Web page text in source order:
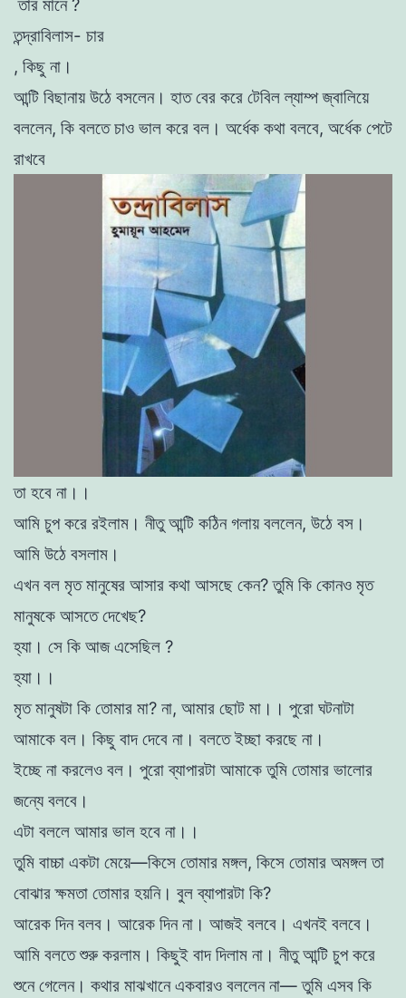
তার মানে ?
তন্দ্রাবিলাস- চার
, কিছু না।
আন্টি বিছানায় উঠে বসলেন। হাত বের করে টেবিল ল্যাম্প জ্বালিয়ে
বললেন, কি বলতে চাও ভাল করে বল। অর্ধেক কথা বলবে, অর্ধেক পেটে
রাখবে
তা হবে না।।
আমি চুপ করে রইলাম। নীতু আন্টি কঠিন গলায় বললেন, উঠে বস।
আমি উঠে বসলাম।
এখন বল মৃত মানুষের আসার কথা আসছে কেন? তুমি কি কোনও মৃত
মানুষকে আসতে দেখেছ?
হ্যা । সে কি আজ এসেছিল ?
হ্যা।।
মৃত মানুষটা কি তােমার মা? না, আমার ছােট মা।। পুরাে ঘটনাটা
আমাকে বল। কিছু বাদ দেবে না। বলতে ইচ্ছা করছে না।
ইচ্ছে না করলেও বল। পুরাে ব্যাপারটা আমাকে তুমি তােমার ভালাের
জন্যেবলবে।
এটা বললে আমার ভাল হবে না।।
তুমি বাচ্চা একটা মেয়ে—কিসে তােমার মঙ্গল, কিসে তােমার অমঙ্গল তা
বােঝার ক্ষমতা তােমার হয়নি। বুল ব্যাপারটা কি?
আরেক দিন বলব। আরেক দিন না। আজই বলবে। এখনই বলবে।
আমি বলতে শুরু করলাম। কিছুই বাদ দিলাম না। নীতু আন্টি চুপ করে
শুনে গেলেন। কথার মাঝখানে একবারও বললেন না— তুমি এসব কি